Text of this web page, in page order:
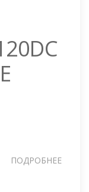
ПОДРОБНЕЕ